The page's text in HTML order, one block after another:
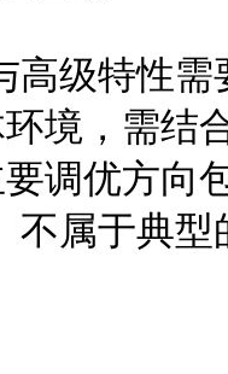
高级特性
境，需结
调优方向
不属于典